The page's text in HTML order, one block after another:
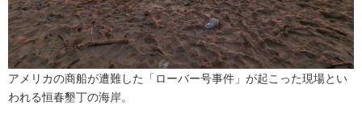
アメリカの商船が遭難した「ローバー号事件」が起こった現場とい
われる恒春墾丁の海岸。